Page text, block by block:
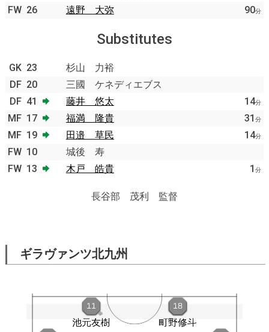
FW 26 遠野 大弥 90分
Substitutes
GK 23
杉山 力裕
DF 20
三國 ケネディエブス
DF 41 藤井 悠太 14分
MF 17 福満 隆貴 31 分
MF 19 田邉 草民 14分
FW 10
城後 寿
FW 13 木戸 皓貴 1 分
長谷部 茂利 監督
ギラヴァンツ北九州